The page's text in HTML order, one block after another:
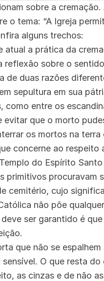
sobre a
o tema: “A Igreja
alguns trechos:
atual a prática da
reflexão sobre o
de duas razões
sepultura em sua
como entre os
evitar que o morto
os mortos na
concerne ao
do Espírito
primitivos procuravam
cemitério, cujo
não põe
ser garantido é
que não se
O que resta
as cinzas e de não